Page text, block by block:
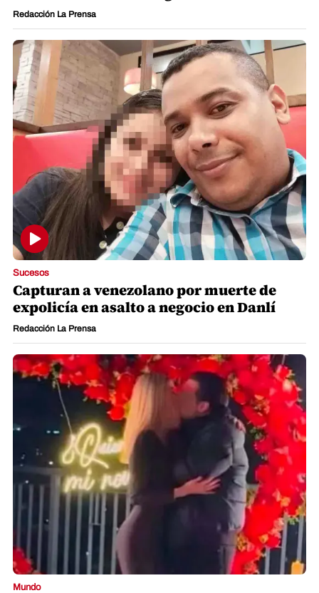
Redacción La Prensa
Sucesos
Capturan a venezolano por muerte de
expolicía en asalto a negocio en Danlí
Redacción La Prensa
Mundo